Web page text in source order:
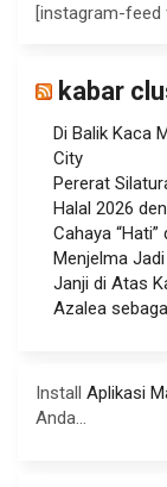
[instagram-feed
kabar
Di Balik Kaca
City
Pererat
Halal 2026
Cahaya
Menjelma
Janji di Atas
Azalea
Install Aplikasi
Anda...